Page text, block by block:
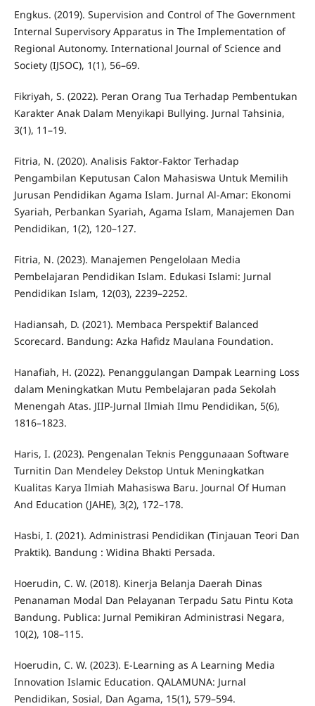
Engkus. (2019). Supervision and Control of The Government
Internal Supervisory Apparatus in The Implementation of
Regional Autonomy. International Journal of Science and
Society (IJSOC), 1(1), 56–69.
Fikriyah, S. (2022). Peran Orang Tua Terhadap Pembentukan
Karakter Anak Dalam Menyikapi Bullying. Jurnal Tahsinia,
3(1), 11–19.
Fitria, N. (2020). Analisis Faktor-Faktor Terhadap
Pengambilan Keputusan Calon Mahasiswa Untuk Memilih
Jurusan Pendidikan Agama Islam. Jurnal Al-Amar: Ekonomi
Syariah, Perbankan Syariah, Agama Islam, Manajemen Dan
Pendidikan, 1(2), 120–127.
Fitria, N. (2023). Manajemen Pengelolaan Media
Pembelajaran Pendidikan Islam. Edukasi Islami: Jurnal
Pendidikan Islam, 12(03), 2239–2252.
Hadiansah, D. (2021). Membaca Perspektif Balanced
Scorecard. Bandung: Azka Hafidz Maulana Foundation.
Hanafiah, H. (2022). Penanggulangan Dampak Learning Loss
dalam Meningkatkan Mutu Pembelajaran pada Sekolah
Menengah Atas. JIIP-Jurnal Ilmiah Ilmu Pendidikan, 5(6),
1816–1823.
Haris, I. (2023). Pengenalan Teknis Penggunaaan Software
Turnitin Dan Mendeley Dekstop Untuk Meningkatkan
Kualitas Karya Ilmiah Mahasiswa Baru. Journal Of Human
And Education (JAHE), 3(2), 172–178.
Hasbi, I. (2021). Administrasi Pendidikan (Tinjauan Teori Dan
Praktik). Bandung : Widina Bhakti Persada.
Hoerudin, C. W. (2018). Kinerja Belanja Daerah Dinas
Penanaman Modal Dan Pelayanan Terpadu Satu Pintu Kota
Bandung. Publica: Jurnal Pemikiran Administrasi Negara,
10(2), 108–115.
Hoerudin, C. W. (2023). E-Learning as A Learning Media
Innovation Islamic Education. QALAMUNA: Jurnal
Pendidikan, Sosial, Dan Agama, 15(1), 579–594.